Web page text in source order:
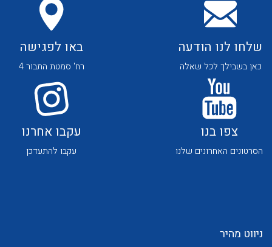
לכל מוצרי היצרן לכל מוצרי היצרן
לכל מוצרי היצרן לכל מוצרי היצרן
שלחו לנו הודעה
כאן בשבילך לכל שאלה
באו לפגישה
רח' סמטת התבור 4
צפו בנו
הסרטונים האחרונים שלנו
עקבו אחרנו
עקבו להתעדכן
ניווט מהיר